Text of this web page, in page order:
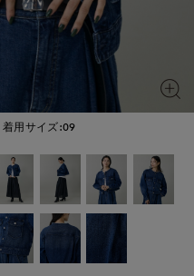
着用サイズ:09